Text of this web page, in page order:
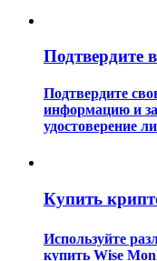
Торговые
Узнайте, как
Подтвердите
Подтвердите
информацию и
удостоверение
Купить
Используйте
купить Wise